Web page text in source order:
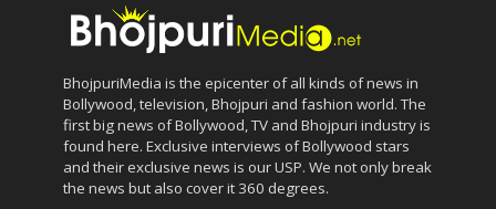
BhojpuriMedia is the epicenter of all kinds of news in
Bollywood, television, Bhojpuri and fashion world. The
first big news of Bollywood, TV and Bhojpuri industry is
found here. Exclusive interviews of Bollywood stars
and their exclusive news is our USP. We not only break
the news but also cover it 360 degrees.